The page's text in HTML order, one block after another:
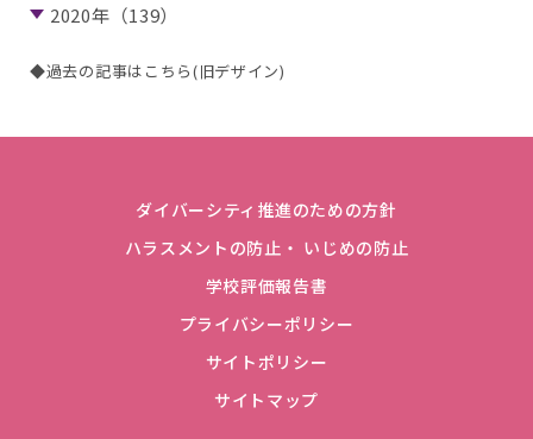
2020年（139）
◆過去の記事はこちら(旧デザイン)
ダイバーシティ推進のための方針
ハラスメントの防止・ いじめの防止
学校評価報告書
プライバシーポリシー
サイトポリシー
サイトマップ